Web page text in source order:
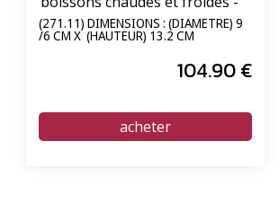
carton de 1000 unités
(271.11) DIMENSIONS : (DIAMÈTRE) 9
/6 CM X (HAUTEUR) 13.2 CM
104.90€